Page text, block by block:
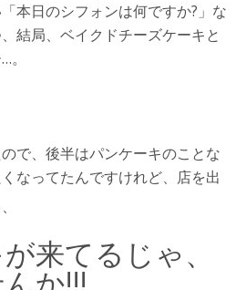
本日のシフォンは何ですか?」な
結局、ベイクドチーズケーキと
で、後半はパンケーキのことな
なってたんですけれど、店を出
来てるじゃ、